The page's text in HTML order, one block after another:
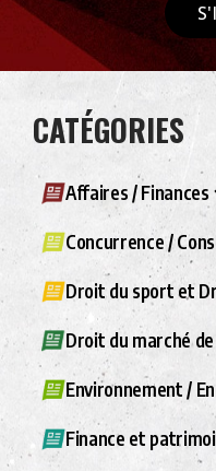
CATÉGORIES
Affaires / Finances
Concurrence /
Droit du sport et
Droit du marché de
Environnement /
Finance et